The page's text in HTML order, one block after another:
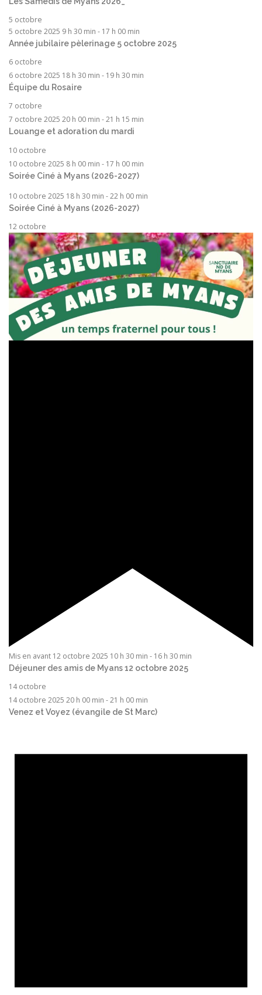
5 octobre
5 octobre 2025 9 h 30 min - 17 h 00 min
Année jubilaire pèlerinage 5 octobre 2025
6 octobre
6 octobre 2025 18 h 30 min - 19 h 30 min
Équipe du Rosaire
7 octobre
7 octobre 2025 20 h 00 min -21 h 15 min
Louange et adoration du mardi
10 octobre
10 octobre 2025 8 h 00 min - 17 h 00 min
Soirée Ciné à Myans (2026-2027)
10 octobre 2025 18 h 30 min -22 h 00 min
Soirée Ciné à Myans (2026-2027)
12 octobre
Mis en avant 12 octobre 2025 10 h 30 min - 16 h 30 min
Déjeuner des amis de Myans 12 octobre 2025
14 octobre
14 octobre 2025 20 h 00 min -21 h 00 min
Venez et Voyez (évangile de St Marc)